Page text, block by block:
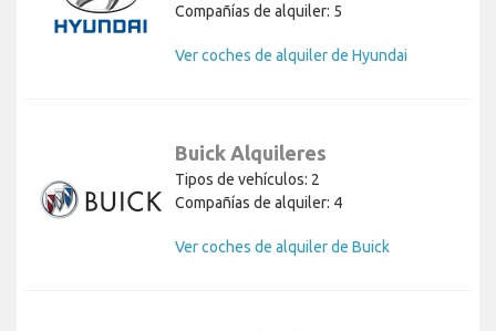
Compañías de alquiler: 5
Ver coches de alquiler de Hyundai
Buick Alquileres
Tipos de vehículos: 2
Compañías de alquiler: 4
Ver coches de alquiler de Buick